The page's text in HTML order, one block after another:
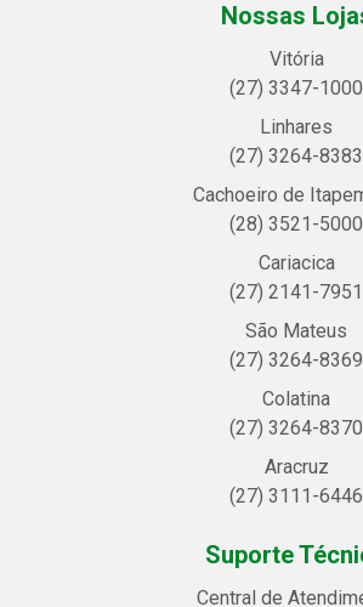
Nossas
Vitória
(27) 3347-1000
Linhares
(27) 3264-8383
Cachoeiro de
(28) 3521-5000
Cariacica
(27) 2141-7951
São Mateus
(27) 3264-8369
Colatina
(27) 3264-8370
Aracruz
(27) 3111-6446
Suporte
Central de